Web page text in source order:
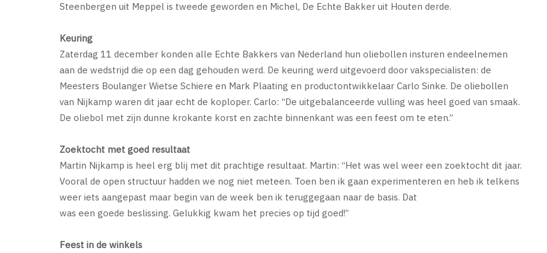
Steenbergen uit Meppel is tweede geworden en Michel, De Echte Bakker uit Houten derde.
Keuring
Zaterdag 11 december konden alle Echte Bakkers van Nederland hun oliebollen insturen endeelnemen
aan de wedstrijd die op een dag gehouden werd. De keuring werd uitgevoerd door vakspecialisten: de
Meesters Boulanger Wietse Schiere en Mark Plaating en productontwikkelaar Carlo Sinke. De oliebollen
van Nijkamp waren dit jaar echt de koploper. Carlo: “De uitgebalanceerde vulling was heel goed van smaak.
De oliebol met zijn dunne krokante korst en zachte binnenkant was een feest om te eten.”
Zoektocht met goed resultaat
Martin Nijkamp is heel erg blij met dit prachtige resultaat. Martin: “Het was wel weer een zoektocht dit jaar.
Vooral de open structuur hadden we nog niet meteen. Toen ben ik gaan experimenteren en heb ik telkens
weer iets aangepast maar begin van de week ben ik teruggegaan naar de basis. Dat
was een goede beslissing. Gelukkig kwam het precies op tijd goed!”
Feest in de winkels